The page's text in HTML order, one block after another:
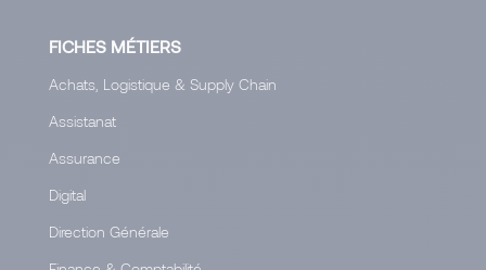
FICHES MÉTIERS
Achats, Logistique & Supply Chain
Assistanat
Assurance
Digital
Direction Générale